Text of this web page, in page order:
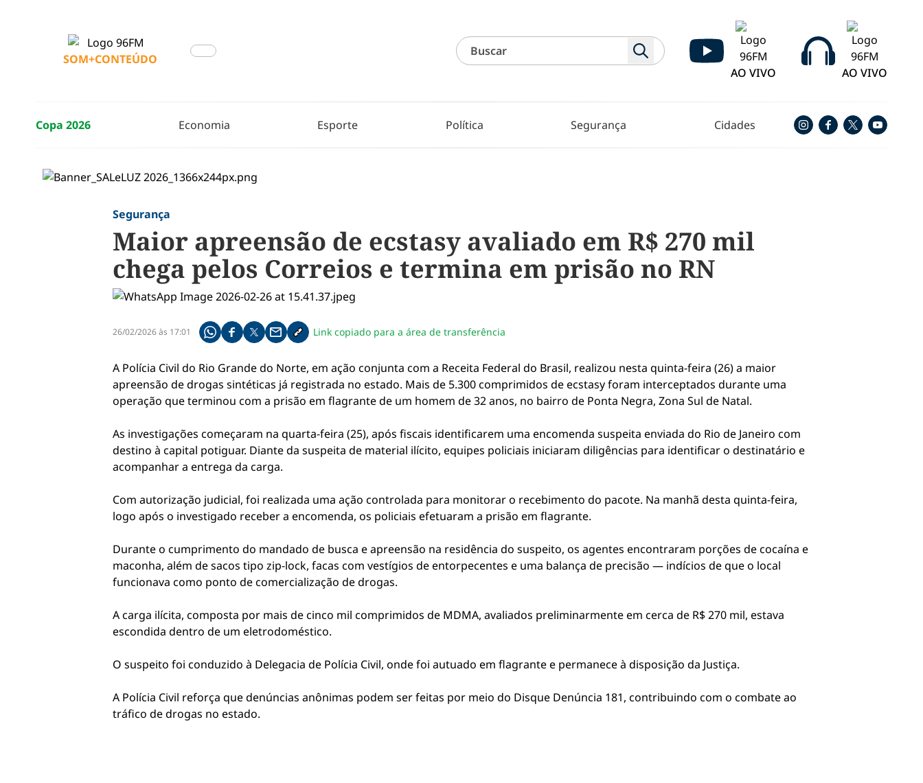
SOM+CONTEÚDO
AO VIVO
AO VIVO
Copa 2026 Economia Esporte Política Segurança Cidades
Segurança
Maior apreensão de ecstasy avaliado em R$ 270 mil
chega pelos Correios e termina em prisão no RN
26/02/2026 às 17:01 Compartilhe pelo whatsapp
Compartilhar no facebook
Compartilhar no twitter
Compartilhe pelo email
Copiar link da notícia
Link copiado para a área de transferência
A Polícia Civil do Rio Grande do Norte, em ação conjunta com a Receita Federal do Brasil, realizou nesta quinta-feira (26) a maior
apreensão de drogas sintéticas já registrada no estado. Mais de 5.300 comprimidos de ecstasy foram interceptados durante uma
operação que terminou com a prisão em flagrante de um homem de 32 anos, no bairro de Ponta Negra, Zona Sul de Natal.
As investigações começaram na quarta-feira (25), após fiscais identificarem uma encomenda suspeita enviada do Rio de Janeiro com
destino à capital potiguar. Diante da suspeita de material ilícito, equipes policiais iniciaram diligências para identificar o destinatário e
acompanhar a entrega da carga.
Com autorização judicial, foi realizada uma ação controlada para monitorar o recebimento do pacote. Na manhã desta quinta-feira,
logo após o investigado receber a encomenda, os policiais efetuaram a prisão em flagrante.
Durante o cumprimento do mandado de busca e apreensão na residência do suspeito, os agentes encontraram porções de cocaína e
maconha, além de sacos tipo zip-lock, facas com vestígios de entorpecentes e uma balança de precisão — indícios de que o local
funcionava como ponto de comercialização de drogas.
A carga ilícita, composta por mais de cinco mil comprimidos de MDMA, avaliados preliminarmente em cerca de R$ 270 mil, estava
escondida dentro de um eletrodoméstico.
O suspeito foi conduzido à Delegacia de Polícia Civil, onde foi autuado em flagrante e permanece à disposição da Justiça.
A Polícia Civil reforça que denúncias anônimas podem ser feitas por meio do Disque Denúncia 181, contribuindo com o combate ao
tráfico de drogas no estado.